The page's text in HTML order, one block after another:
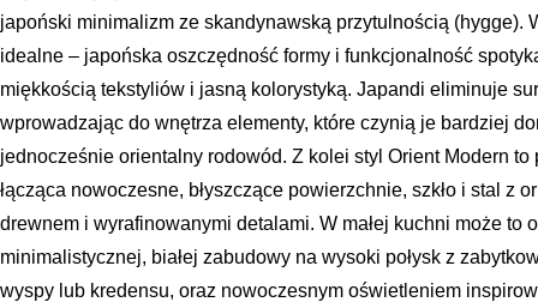
japoński minimalizm ze skandynawską przytulnością (hygge).
idealne – japońska oszczędność formy i funkcjonalność
miękkością tekstyliów i jasną kolorystyką. Japandi eliminuje
wprowadzając do wnętrza elementy, które czynią je bardziej
jednocześnie orientalny rodowód. Z kolei styl Orient Modern
łącząca nowoczesne, błyszczące powierzchnie, szkło i stal z
drewnem i wyrafinowanymi detalami. W małej kuchni może to
minimalistycznej, białej zabudowy na wysoki połysk z
wyspy lub kredensu, oraz nowoczesnym oświetleniem